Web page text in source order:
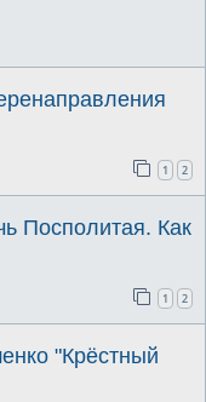
1 2
Посполитая. Как
1 2
"Крёстный